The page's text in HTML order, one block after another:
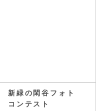
新緑の閑谷フォト
コンテスト